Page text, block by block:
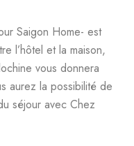
Saigon Home- est
l’hôtel et la maison,
vous donnera
aurez la possibilité de
séjour avec Chez